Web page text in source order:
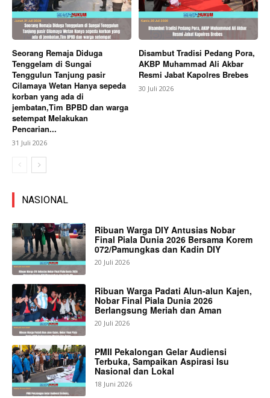
Seorang Remaja Diduga
Tenggelam di Sungai
Tenggulun Tanjung pasir
Cilamaya Wetan Hanya sepeda
korban yang ada di
jembatan,Tim BPBD dan warga
setempat Melakukan
Pencarian...
31 Juli 2026
Disambut Tradisi Pedang Pora,
AKBP Muhammad Ali Akbar
Resmi Jabat Kapolres Brebes
30 Juli 2026
NASIONAL
Ribuan Warga DIY Antusias Nobar
Final Piala Dunia 2026 Bersama Korem
072/Pamungkas dan Kadin DIY
20 Juli 2026
Ribuan Warga Padati Alun-alun Kajen,
Nobar Final Piala Dunia 2026
Berlangsung Meriah dan Aman
20 Juli 2026
PMII Pekalongan Gelar Audiensi
Terbuka, Sampaikan Aspirasi Isu
Nasional dan Lokal
18 Juni 2026